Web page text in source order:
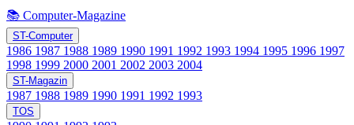
📚 Computer-Magazine
ST-Computer
1986 1987 1988 1989 1990 1991 1992 1993 1994 1995 1996 1997
1998 1999 2000 2001 2002 2003 2004
ST-Magazin
1987 1988 1989 1990 1991 1992 1993
TOS